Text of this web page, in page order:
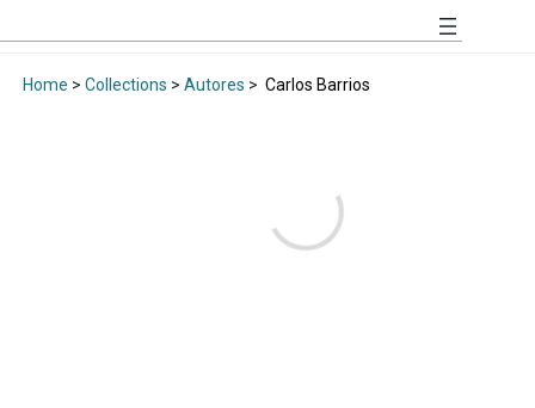
Home > Collections > Autores > Carlos Barrios